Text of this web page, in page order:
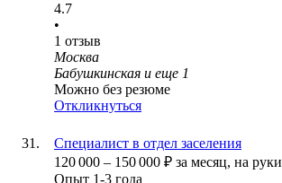
4.7
•
1 отзыв
Москва
Бабушкинская и еще 1
Можно без резюме
Откликнуться
Специалист в отдел заселения
120 000 – 150 000 ₽ за месяц, на руки
Опыт 1-3 года